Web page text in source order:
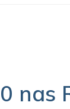
nas